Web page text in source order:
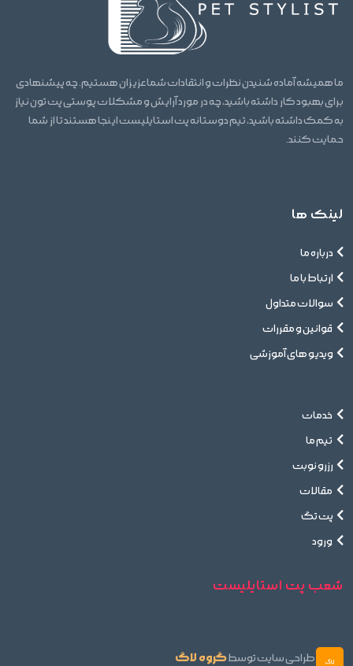
ما همیشه آماده شنیدن نظرات و انتقادات شما عزیزان هستیم. چه پیشنهادی
برای بهبود کار داشته باشید، چه در مورد آرایش و مشکلات پوستی پت تون نیاز
به کمک داشته باشید، تیم دوستانه پت استایلیست اینجا هستند تا از شما
حمایت کنند.
لینک ها
درباره ما
ارتباط با ما
سوالات متداول
قوانین و مقررات
ویدیو های آموزشی
خدمات
تیم ما
رزرو نوبت
مقالات
پت تگ
ورود
شعب پت استایلیست
طراحی سایت توسطگروه لاگ